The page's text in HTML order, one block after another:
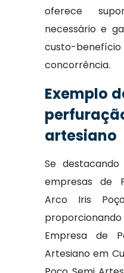
oferece
necessário e
custo-
concorrência.
Exemplo
artesiano
Se
empresas de
Arco Iris
Empresa de
Artesiano em